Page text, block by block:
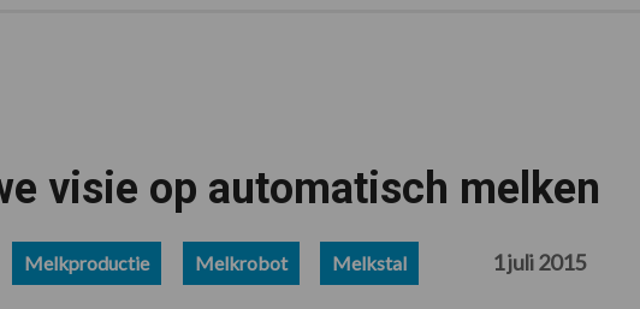
visie op automatisch melken
Melkproductie Melkrobot Melkstal 1 juli 2015